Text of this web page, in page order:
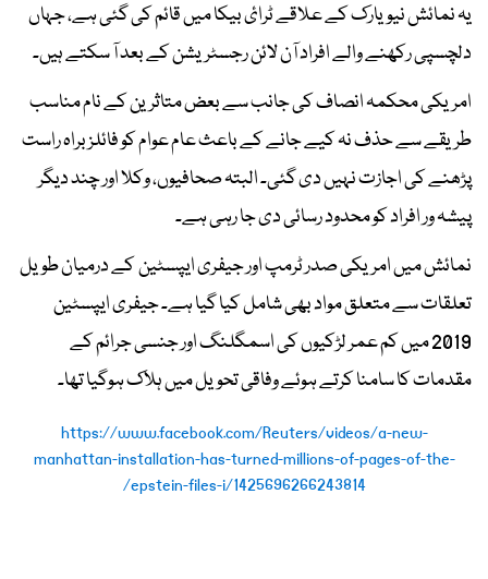
یہ نمائش نیویارک کے علاقے ٹرائ بیکا میں قائم کی گئی ہے، جہاں
دلچسپی رکھنے والے افراد آن لائن رجسٹریشن کے بعد آ سکتے ہیں۔
امریکی محکمہ انصاف کی جانب سے بعض متاثرین کے نام مناسب
طریقے سے حذف نہ کیے جانے کے باعث عام عوام کو فائلز براہ راست
پڑھنے کی اجازت نہیں دی گئی۔ البتہ صحافیوں، وکلا اور چند دیگر
پیشہ ور افراد کو محدود رسائی دی جا رہی ہے۔
نمائش میں امریکی صدر ٹرمپ اور جیفری ایپسٹین کے درمیان طویل
تعلقات سے متعلق مواد بھی شامل کیا گیا ہے۔ جیفری ایپسٹین
2019 میں کم عمر لڑکیوں کی اسمگلنگ اور جنسی جرائم کے
مقدمات کا سامنا کرتے ہوئے وفاقی تحویل میں ہلاک ہوگیا تھا۔
https://www.facebook.com/Reuters/videos/a-new-
manhattan-installation-has-turned-millions-of-pages-of-the-
epstein-files-i/1425696266243814/